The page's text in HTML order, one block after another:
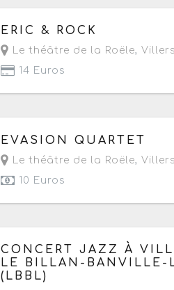
Du vendredi 17 au samedi 18
ERIC & ROCK
Le théâtre de la Roële,
14 Euros
Le vendredi 3 mars 2017 de
EVASION QUARTET
Le théâtre de la Roële,
10 Euros
Le vendredi 13 janvier 2017 de
CONCERT JAZZ À
LE BILLAN-BANVILLE-
(LBBL)